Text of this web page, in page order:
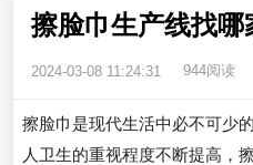
擦脸巾生产线找哪
2024-03-08 11:24:31 944阅读
擦脸巾是现代生活中必不可少
人卫生的重视程度不断提高，